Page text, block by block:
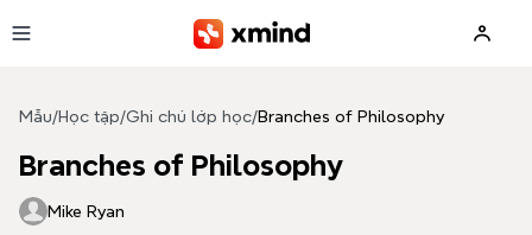
Mẫu/Học tập/Ghi chú lớp học/Branches of Philosophy
Branches of Philosophy
Mike Ryan